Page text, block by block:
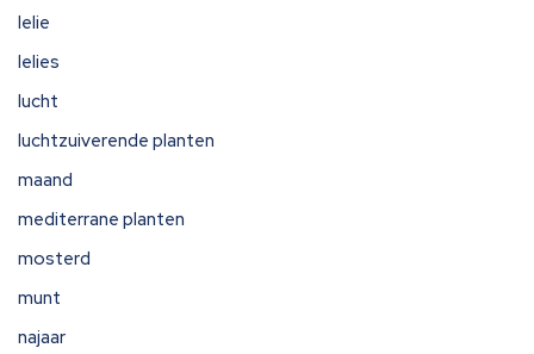
lelie
lelies
lucht
luchtzuiverende planten
maand
mediterrane planten
mosterd
munt
najaar